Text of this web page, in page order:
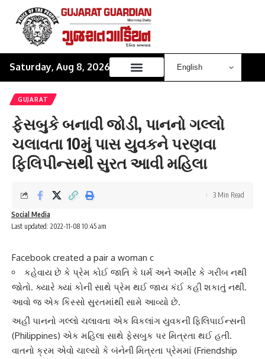
Saturday, Aug 8, 2026
GUJARAT
ફેસબુકે બનાવી જોડી, પાનનો ગલ્લો
ચલાવતા 10મું પાસ યુવકને પરણવા
ફિલિપીન્સથી સુરત આવી મહિલા
Last updated: 2022-11-08 10:45 am
Social Media
3 Min Read
Facebook created a pair a woman c
કહેવાય છે કે પ્રેમ કોઈ જાતિ કે ધર્મ અને અમીર કે ગરીબ નથી
જોતો. ક્યારે ક્યાં કોની સાથે પ્રેમ થઈ જાય કંઈ કહી શકાતું નથી.
આવો જ એક કિસ્સો સુરતમાંથી સામે આવ્યો છે.
અહીં પાનનો ગલ્લો ચલાવતા એક વિકલાંગ યુવકની ફિલિપાઈન્સની
(Philippines) એક મહિલા સાથે ફેસબુક પર મિત્રતા થઈ હતી.
વાતનો ક્રમ એવો ચાલ્યો કે બંનેની મિત્રતા પ્રેમમાં (Friendship